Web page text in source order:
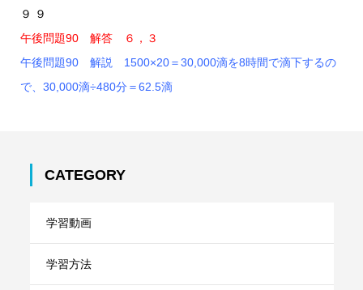
９ ９
午後問題90 解答 ６，３
午後問題90 解説 1500×20＝30,000滴を8時間で滴下するの
で、30,000滴÷480分＝62.5滴
CATEGORY
学習動画
学習方法